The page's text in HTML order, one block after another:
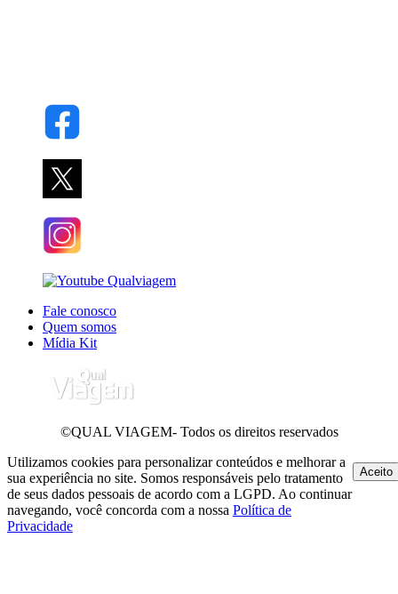
Fale conosco
Quem somos
Mídia Kit
©QUAL VIAGEM- Todos os direitos reservados
Utilizamos cookies para personalizar conteúdos e melhorar a
sua experiência no site. Somos responsáveis pelo tratamento
de seus dados pessoais de acordo com a LGPD. Ao continuar
navegando, você concorda com a nossa Política de
Privacidade
Aceito